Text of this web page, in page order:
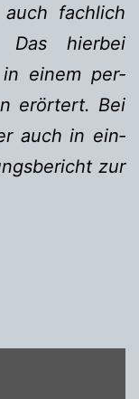
fach­lich
Das hierbei
in einem per­
erörtert. Bei
auch in ein­
zur